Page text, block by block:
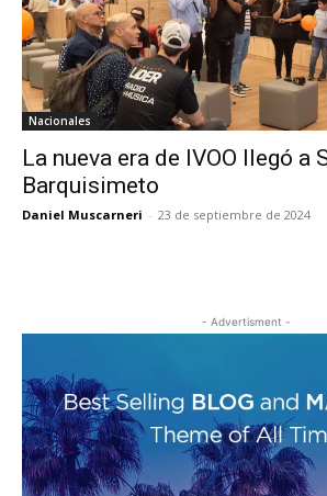
Nacionales
La nueva era de IVOO llegó a
Barquisimeto
Daniel Muscarneri - 23 de septiembre de 2024
- Advertisment -